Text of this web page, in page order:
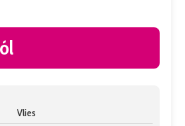
Vlies